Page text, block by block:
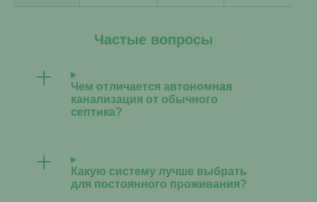
Частые вопросы
Чем отличается автономная
канализация от обычного
септика?
Какую систему лучше выбрать
для постоянного проживания?